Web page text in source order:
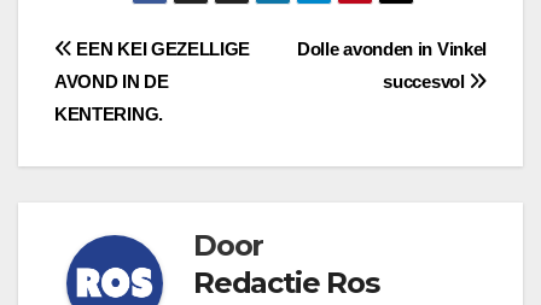
Bericht
navigatie
Dolle avonden in Vinkel
succesvol
EEN KEI GEZELLIGE
AVOND IN DE
KENTERING.
Door
Redactie Ros